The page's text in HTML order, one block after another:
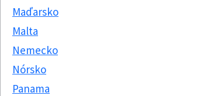
Maďarsko
Malta
Nemecko
Nórsko
Panama